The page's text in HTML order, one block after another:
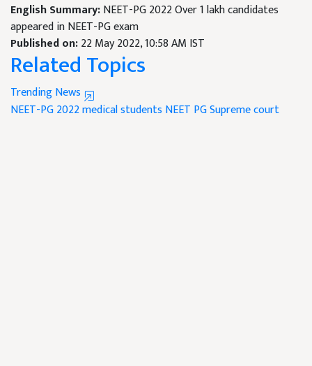
English Summary:NEET-PG 2022 Over 1 lakh candidates
appeared in NEET-PG exam
Published on:22 May 2022, 10:58 AM IST
Related Topics
Trending News
NEET-PG 2022medical students NEET PGSupreme court